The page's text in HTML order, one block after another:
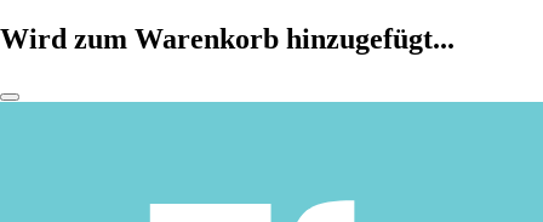
Wird zum Warenkorb hinzugefügt...